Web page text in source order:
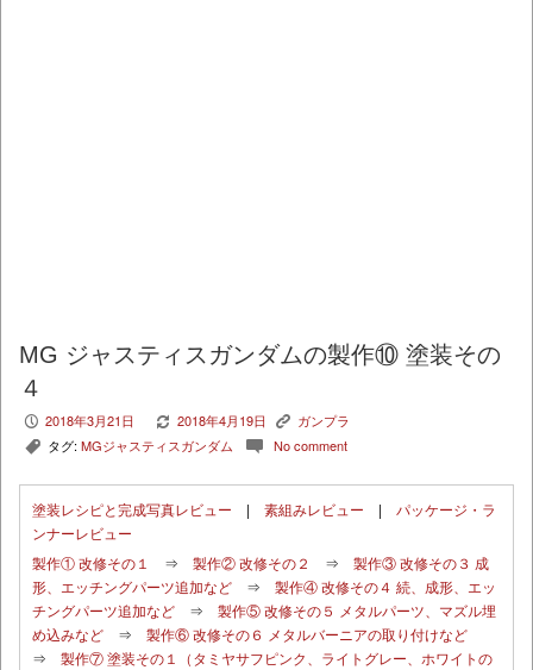
MG ジャスティスガンダムの製作⑩ 塗装その
４
P 2018年3月21日 V 2018年4月19日 K ガンプラ
, タグ: MGジャスティスガンダム c No comment
塗装レシピと完成写真レビュー | 素組みレビュー | パッケージ・ラ
ンナーレビュー
製作① 改修その１
⇒ 製作② 改修その２ ⇒ 製作③ 改修その３ 成
形、エッチングパーツ追加など ⇒ 製作④ 改修その４ 続、成形、エッ
チングパーツ追加など ⇒ 製作⑤ 改修その５ メタルパーツ、マズル埋
め込みなど ⇒ 製作⑥ 改修その６ メタルバーニアの取り付けなど
⇒ 製作⑦ 塗装その１（タミヤサフピンク、ライトグレー、ホワイトの